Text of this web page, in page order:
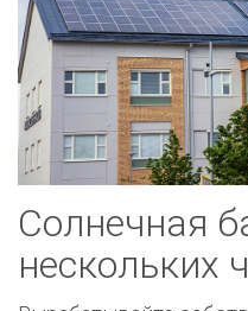
Солнечная
нескольких